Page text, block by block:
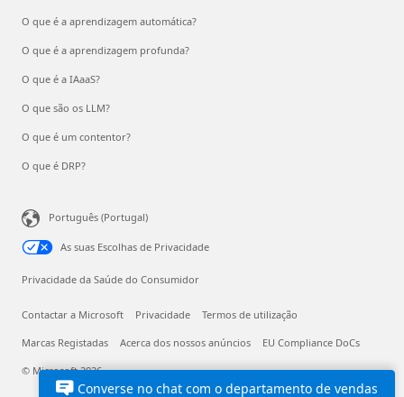
Converse no chat com o departamento de vendas
O que é a aprendizagem automática?
O que é a aprendizagem profunda?
O que é a IAaaS?
O que são os LLM?
O que é um contentor?
O que é DRP?
Português (Portugal)
As suas Escolhas de Privacidade
Privacidade da Saúde do Consumidor
Contactar a Microsoft Privacidade Termos de utilização
Marcas Registadas Acerca dos nossos anúncios EU Compliance DoCs
© Microsoft 2026